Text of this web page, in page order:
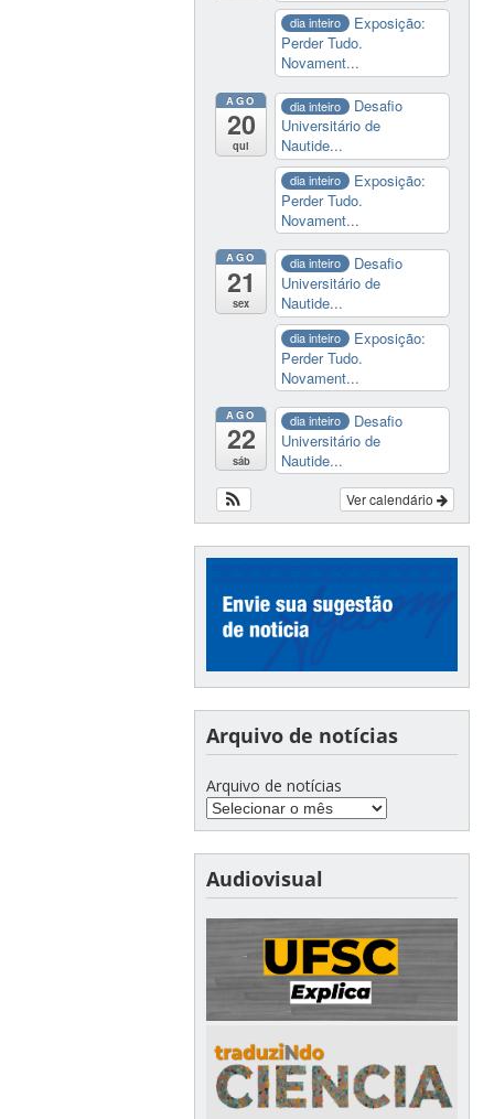
dia inteiro
Exposição:
Perder Tudo.
Novament...
AGO
20
qui
dia inteiro
Desafio
Universitário de
Nautide...
dia inteiro
Exposição:
Perder Tudo.
Novament...
AGO
21
sex
dia inteiro
Desafio
Universitário de
Nautide...
dia inteiro
Exposição:
Perder Tudo.
Novament...
AGO
22
sáb
dia inteiro
Desafio
Universitário de
Nautide...
Ver calendário
Arquivo de notícias
Arquivo de notícias
Audiovisual